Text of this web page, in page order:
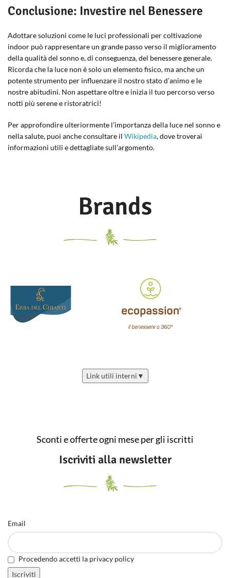
Conclusione: Investire nel Benessere
Adottare soluzioni come le luci professionali per coltivazione
indoor può rappresentare un grande passo verso il miglioramento
della qualità del sonno e, di conseguenza, del benessere generale.
Ricorda che la luce non è solo un elemento fisico, ma anche un
potente strumento per influenzare il nostro stato d’animo e le
nostre abitudini. Non aspettare oltre e inizia il tuo percorso verso
notti più serene e ristoratrici!
Per approfondire ulteriormente l’importanza della luce nel sonno e
nella salute, puoi anche consultare il Wikipedia, dove troverai
informazioni utili e dettagliate sull’argomento.
Brands
Link utili interni ▼
Sconti e offerte ogni mese per gli iscritti
Iscriviti alla newsletter
Email
Procedendo accetti la privacy policy